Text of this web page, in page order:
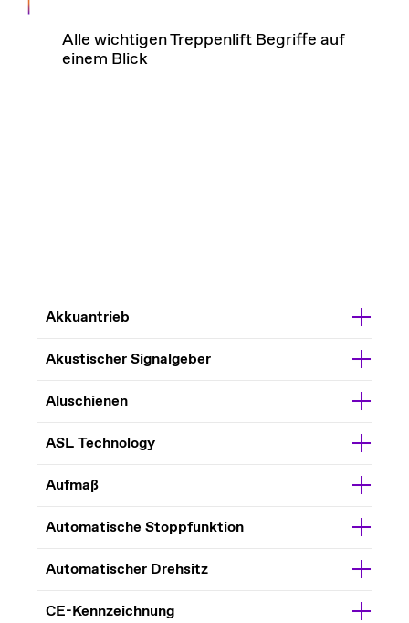
Alle wichtigen Treppenlift Begriffe auf
einem Blick
Akkuantrieb
Akustischer Signalgeber
Aluschienen
ASL Technology
Aufmaß
Automatische Stoppfunktion
Automatischer Drehsitz
CE-Kennzeichnung